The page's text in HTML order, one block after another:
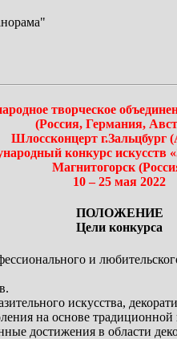
творческое
(Россия, Германия,
Шлоссконцерт г.Зальцбург
конкурс искусств
Магнитогорск
10 – 25 мая 2022
ПОЛОЖЕНИЕ
Цели конкурса
и
искусства,
на основе традиционной
достижения в области